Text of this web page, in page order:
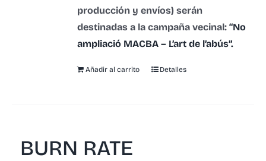
producción y envíos) serán
destinadas a la campaña vecinal:“No
ampliació MACBA – L’art de l’abús”.
Añadir al carrito Detalles
BURN RATE